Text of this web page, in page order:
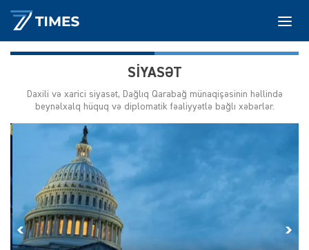
SIYASƏT
Daxili və xarici siyasət, Dağlıq Qarabağ münaqişəsinin həllində
beynəlxalq hüquq və diplomatik fəaliyyətlə bağlı xəbərlər.